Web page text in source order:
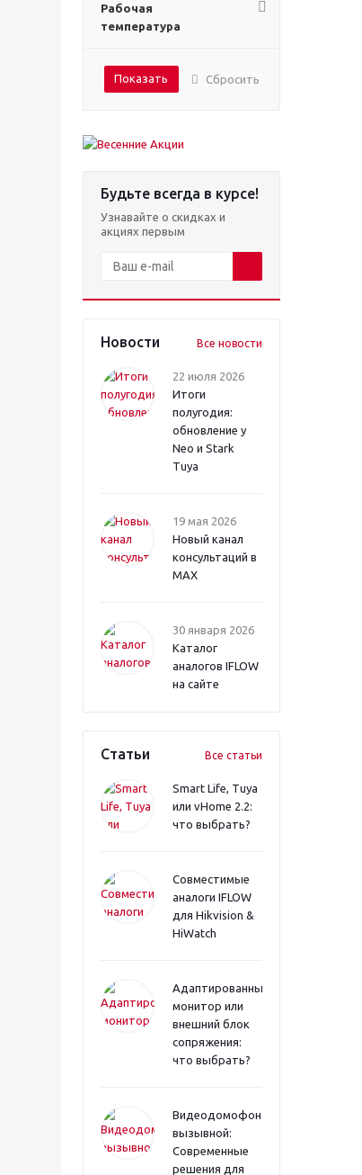
Рабочая
температура
Показать Сбросить
Будьте всегда в курсе!
Узнавайте о скидках и
акциях первым
Новости Все новости
22 июля 2026
Итоги
полугодия:
обновление у
Neo и Stark
Tuya
19 мая 2026
Новый канал
консультаций в
MAX
30 января 2026
Каталог
аналогов IFLOW
на сайте
Статьи Все статьи
Smart Life, Tuya
или vHome 2.2:
что выбрать?
Совместимые
аналоги IFLOW
для Hikvision &
HiWatch
Адаптированный
монитор или
внешний блок
сопряжения:
что выбрать?
Видеодомофона
вызывной:
Современные
решения для